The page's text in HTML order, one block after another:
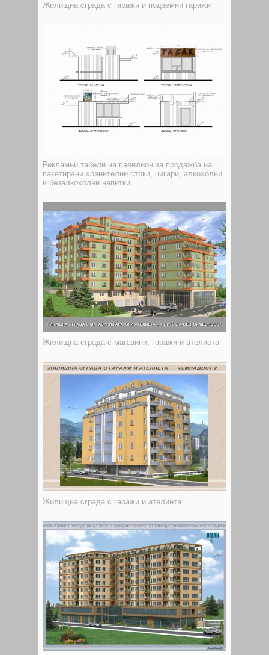
Жилищна сграда с гаражи и подземни гаражи
Рекламни табели на павилион за продажба на
пакетирани хранителни стоки, цигари, алкохолни
и безалкохолни напитки
Жилищна сграда с магазини, гаражи и ателиета
Жилищна сграда с гаражи и ателиета